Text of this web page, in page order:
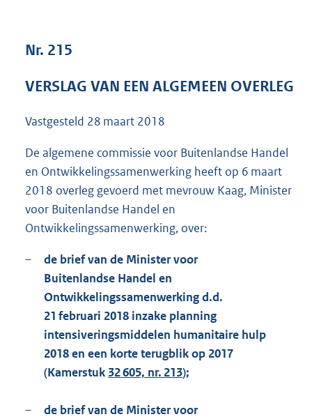
:
K
b
Nr. 215
VERSLAG VAN EEN ALGEMEEN OVERLEG
Vastgesteld 28 maart 2018
De algemene commissie voor Buitenlandse Handel
en Ontwikkelingssamenwerking heeft op 6 maart
2018 overleg gevoerd met mevrouw Kaag, Minister
voor Buitenlandse Handel en
Ontwikkelingssamenwerking, over:
–
de brief van de Minister voor
Buitenlandse Handel en
Ontwikkelingssamenwerking d.d.
21 februari 2018 inzake planning
intensiveringsmiddelen humanitaire hulp
2018 en een korte terugblik op 2017
(Kamerstuk 32 605, nr. 213);
–
de brief van de Minister voor